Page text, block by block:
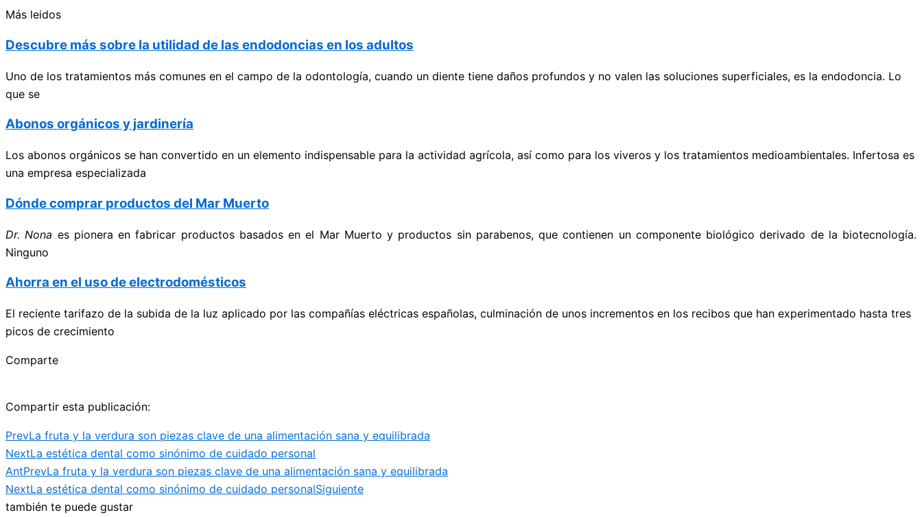
Más leidos
Descubre más sobre la utilidad de las endodoncias en los adultos
Uno de los tratamientos más comunes en el campo de la odontología, cuando un diente tiene daños profundos y no valen las soluciones superficiales, es la endodoncia. Lo
que se
Abonos orgánicos y jardinería
Los abonos orgánicos se han convertido en un elemento indispensable para la actividad agrícola, así como para los viveros y los tratamientos medioambientales. Infertosa es
una empresa especializada
Dónde comprar productos del Mar Muerto
Dr. Nona es pionera en fabricar productos basados en el Mar Muerto y productos sin parabenos, que contienen un componente biológico derivado de la biotecnología.
Ninguno
Ahorra en el uso de electrodomésticos
El reciente tarifazo de la subida de la luz aplicado por las compañías eléctricas españolas, culminación de unos incrementos en los recibos que han experimentado hasta tres
picos de crecimiento
Comparte
Compartir esta publicación:
PrevLa fruta y la verdura son piezas clave de una alimentación sana y equilibrada
NextLa estética dental como sinónimo de cuidado personal
AntPrevLa fruta y la verdura son piezas clave de una alimentación sana y equilibrada
NextLa estética dental como sinónimo de cuidado personalSiguiente
también te puede gustar